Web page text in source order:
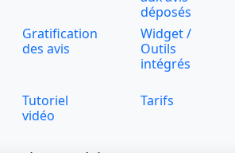
déposés
Gratification
des avis
Widget /
Outils
intégrés
Tutoriel
vidéo
Tarifs